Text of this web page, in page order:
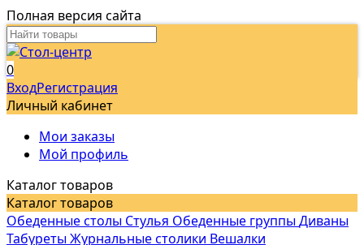
Полная версия сайта
0
ВходРегистрация
Личный кабинет
Мои заказы
Мой профиль
Каталог товаров
Каталог товаров
Обеденные столы Стулья Обеденные группыДиваны
ТабуретыЖурнальные столики Вешалки